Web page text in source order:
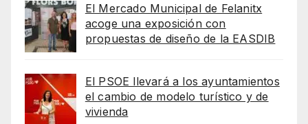
El Mercado Municipal de Felanitx
acoge una exposición con
propuestas de diseño de la EASDIB
El PSOE llevará a los ayuntamientos
el cambio de modelo turístico y de
vivienda